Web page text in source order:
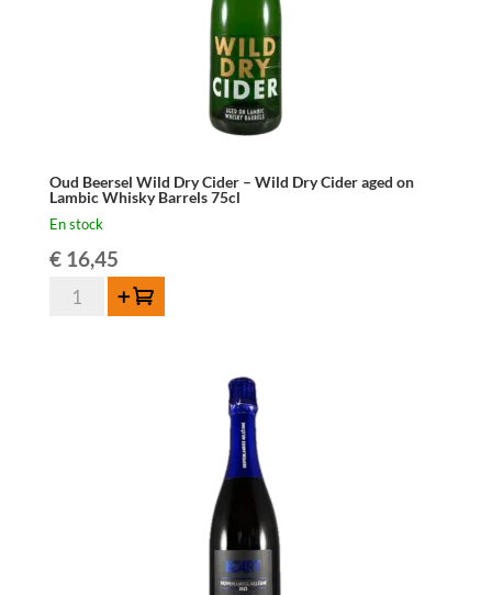
Oud Beersel Wild Dry Cider – Wild Dry Cider aged on
Lambic Whisky Barrels 75cl
En stock
€16,45
quantité
Ajouter au panier